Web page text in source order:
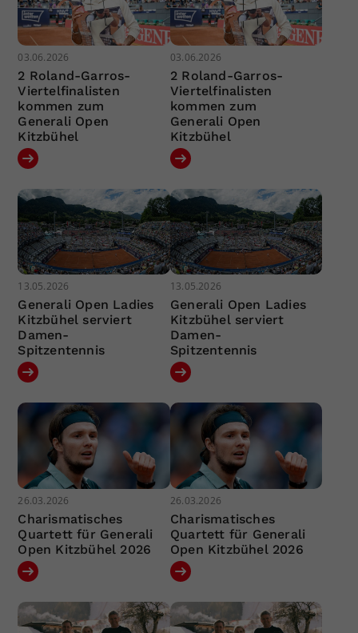
03.06.2026
2 Roland-Garros-
Viertelfinalisten
kommen zum
Generali Open
Kitzbühel
03.06.2026
2 Roland-Garros-
Viertelfinalisten
kommen zum
Generali Open
Kitzbühel
13.05.2026
Generali Open Ladies
Kitzbühel serviert
Damen-
Spitzentennis
13.05.2026
Generali Open Ladies
Kitzbühel serviert
Damen-
Spitzentennis
26.03.2026
Charismatisches
Quartett für Generali
Open Kitzbühel 2026
26.03.2026
Charismatisches
Quartett für Generali
Open Kitzbühel 2026